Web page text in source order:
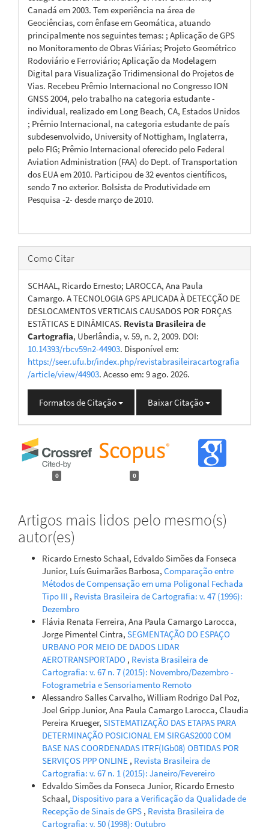
Canadá em 2003. Tem experiência na área de
Geociências, com ênfase em Geomática, atuando
principalmente nos seguintes temas: ; Aplicação de GPS
no Monitoramento de Obras Viárias; Projeto Geométrico
Rodoviário e Ferroviário; Aplicação da Modelagem
Digital para Visualização Tridimensional do Projetos de
Vias. Recebeu Prêmio Internacional no Congresso ION
GNSS 2004, pelo trabalho na categoria estudante -
individual, realizado em Long Beach, CA, Estados Unidos
; Prêmio Internacional, na categoria estudante de país
subdesenvolvido, University of Nottigham, Inglaterra,
pelo FIG; Prêmio Internacional oferecido pelo Federal
Aviation Administration (FAA) do Dept. of Transportation
dos EUA em 2010. Participou de 32 eventos científicos,
sendo 7 no exterior. Bolsista de Produtividade em
Pesquisa -2- desde março de 2010.
Como Citar
SCHAAL, Ricardo Ernesto; LAROCCA, Ana Paula
Camargo. A TECNOLOGIA GPS APLICADA À DETECÇÃO DE
DESLOCAMENTOS VERTICAIS CAUSADOS POR FORÇAS
ESTÃTICAS E DINÂMICAS. Revista Brasileira de
Cartografia, Uberlândia, v. 59, n. 2, 2009. DOI:
10.14393/rbcv59n2-44903. Disponível em:
https://seer.ufu.br/index.php/revistabrasileiracartografia
/article/view/44903. Acesso em: 9 ago. 2026.
Formatos de Citação Baixar Citação
0 0
Artigos mais lidos pelo mesmo(s)
autor(es)
Ricardo Ernesto Schaal, Edvaldo Simões da Fonseca
Junior, Luís Guimarães Barbosa, Comparação entre
Métodos de Compensação em uma Poligonal Fechada
Tipo III , Revista Brasileira de Cartografia: v. 47 (1996):
Dezembro
Flávia Renata Ferreira, Ana Paula Camargo Larocca,
Jorge Pimentel Cintra, SEGMENTAÇÃO DO ESPAÇO
URBANO POR MEIO DE DADOS LIDAR
AEROTRANSPORTADO , Revista Brasileira de
Cartografia: v. 67 n. 7 (2015): Novembro/Dezembro -
Fotogrametria e Sensoriamento Remoto
Alessandro Salles Carvalho, William Rodrigo Dal Poz,
Joel Gripp Junior, Ana Paula Camargo Larocca, Claudia
Pereira Krueger, SISTEMATIZAÇÃO DAS ETAPAS PARA
DETERMINAÇÃO POSICIONAL EM SIRGAS2000 COM
BASE NAS COORDENADAS ITRF(IGb08) OBTIDAS POR
SERVIÇOS PPP ONLINE , Revista Brasileira de
Cartografia: v. 67 n. 1 (2015): Janeiro/Fevereiro
Edvaldo Simões da Fonseca Junior, Ricardo Ernesto
Schaal, Dispositivo para a Verificação da Qualidade de
Recepção de Sinais de GPS , Revista Brasileira de
Cartografia: v. 50 (1998): Outubro